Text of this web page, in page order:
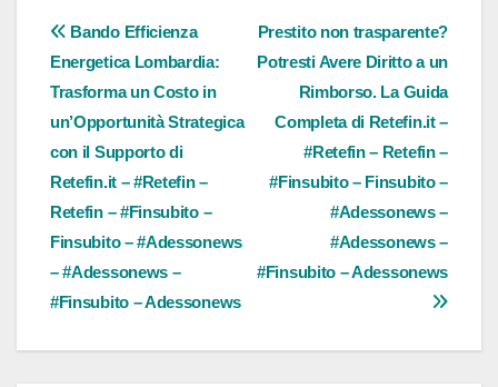
Navigazione
articoli
Prestito non trasparente?
Potresti Avere Diritto a un
Rimborso. La Guida
Completa di Retefin.it –
#Retefin – Retefin –
#Finsubito – Finsubito –
#Adessonews –
#Adessonews –
#Finsubito – Adessonews
Bando Efficienza
Energetica Lombardia:
Trasforma un Costo in
un’Opportunità Strategica
con il Supporto di
Retefin.it – #Retefin –
Retefin – #Finsubito –
Finsubito – #Adessonews
– #Adessonews –
#Finsubito – Adessonews